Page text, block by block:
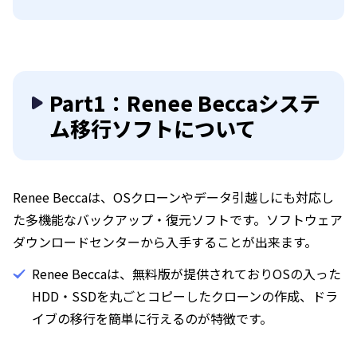
Part1：Renee Beccaシステ
ム移行ソフトについて
Renee Beccaは、OSクローンやデータ引越しにも対応し
た多機能なバックアップ・復元ソフトです。ソフトウェア
ダウンロードセンターから入手することが出来ます。
Renee Beccaは、無料版が提供されておりOSの入った
HDD・SSDを丸ごとコピーしたクローンの作成、ドラ
イブの移行を簡単に行えるのが特徴です。